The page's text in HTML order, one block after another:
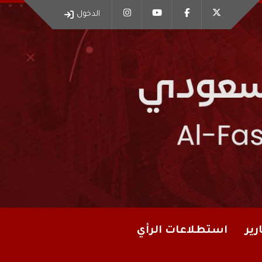
الدخول
استطلاعات الرأي